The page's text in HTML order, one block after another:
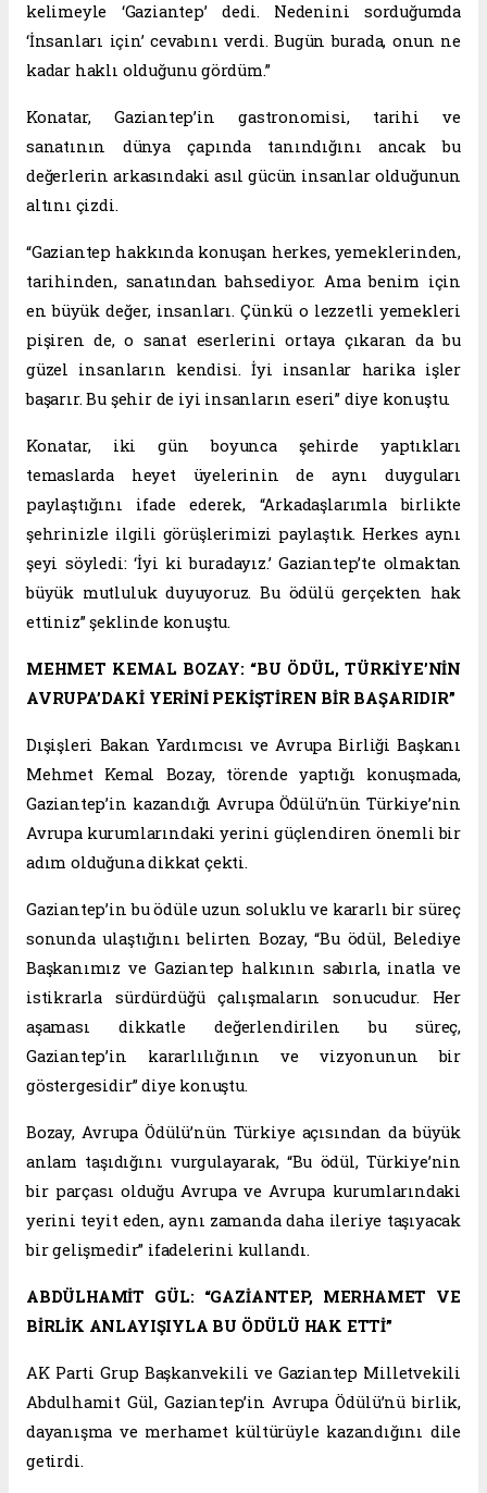
kelimeyle ‘Gaziantep’ dedi. Nedenini sorduğumda
‘İnsanları için’ cevabını verdi. Bugün burada, onun ne
kadar haklı olduğunu gördüm.”
Konatar, Gaziantep’in gastronomisi, tarihi ve
sanatının dünya çapında tanındığını ancak bu
değerlerin arkasındaki asıl gücün insanlar olduğunun
altını çizdi.
“Gaziantep hakkında konuşan herkes, yemeklerinden,
tarihinden, sanatından bahsediyor. Ama benim için
en büyük değer, insanları. Çünkü o lezzetli yemekleri
pişiren de, o sanat eserlerini ortaya çıkaran da bu
güzel insanların kendisi. İyi insanlar harika işler
başarır. Bu şehir de iyi insanların eseri” diye konuştu.
Konatar, iki gün boyunca şehirde yaptıkları
temaslarda heyet üyelerinin de aynı duyguları
paylaştığını ifade ederek, “Arkadaşlarımla birlikte
şehrinizle ilgili görüşlerimizi paylaştık. Herkes aynı
şeyi söyledi: ‘İyi ki buradayız.’ Gaziantep’te olmaktan
büyük mutluluk duyuyoruz. Bu ödülü gerçekten hak
ettiniz” şeklinde konuştu.
MEHMET KEMAL BOZAY: “BU ÖDÜL, TÜRKİYE’NİN
AVRUPA’DAKİ YERİNİ PEKİŞTİREN BİR BAŞARIDIR”
Dışişleri Bakan Yardımcısı ve Avrupa Birliği Başkanı
Mehmet Kemal Bozay, törende yaptığı konuşmada,
Gaziantep’in kazandığı Avrupa Ödülü’nün Türkiye’nin
Avrupa kurumlarındaki yerini güçlendiren önemli bir
adım olduğuna dikkat çekti.
Gaziantep’in bu ödüle uzun soluklu ve kararlı bir süreç
sonunda ulaştığını belirten Bozay, “Bu ödül, Belediye
Başkanımız ve Gaziantep halkının sabırla, inatla ve
istikrarla sürdürdüğü çalışmaların sonucudur. Her
aşaması dikkatle değerlendirilen bu süreç,
Gaziantep’in kararlılığının ve vizyonunun bir
göstergesidir” diye konuştu.
Bozay, Avrupa Ödülü’nün Türkiye açısından da büyük
anlam taşıdığını vurgulayarak, “Bu ödül, Türkiye’nin
bir parçası olduğu Avrupa ve Avrupa kurumlarındaki
yerini teyit eden, aynı zamanda daha ileriye taşıyacak
bir gelişmedir” ifadelerini kullandı.
ABDÜLHAMİT GÜL: “GAZİANTEP, MERHAMET VE
BİRLİK ANLAYIŞIYLA BU ÖDÜLÜ HAK ETTİ”
AK Parti Grup Başkanvekili ve Gaziantep Milletvekili
Abdulhamit Gül, Gaziantep’in Avrupa Ödülü’nü birlik,
dayanışma ve merhamet kültürüyle kazandığını dile
getirdi.